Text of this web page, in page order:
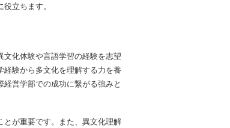
立ちます。
化体験や言語学習の経験を志望
験から多文化を理解する力を養
営学部での成功に繋がる強みと
が重要です。また、異文化理解